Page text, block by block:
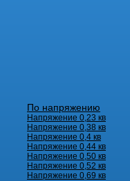
По напряжению
Напряжение 0,23 кв
Напряжение 0,38 кв
Напряжение 0,4 кв
Напряжение 0,44 кв
Напряжение 0,50 кв
Напряжение 0,52 кв
Напряжение 0,69 кв